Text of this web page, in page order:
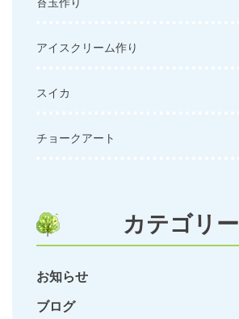
苔玉作り
アイスクリーム作り
スイカ
チョークアート
カテゴリー
お知らせ
ブログ